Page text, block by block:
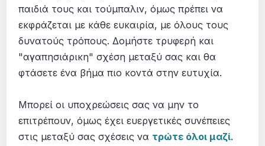
παιδιά τους και τούμπαλιν, όμως πρέπει να
εκφράζεται με κάθε ευκαιρία, με όλους τους
δυνατούς τρόπους. Δομήστε τρυφερή και
"αγαπησιάρικη" σχέση μεταξύ σας και θα
φτάσετε ένα βήμα πιο κοντά στην ευτυχία.
Μπορεί οι υποχρεώσεις σας να μην το
επιτρέπουν, όμως έχει ευεργετικές συνέπειες
στις μεταξύ σας σχέσεις να τρώτε όλοι μαζί.